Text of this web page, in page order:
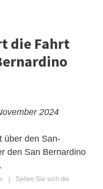
die Fahrt
2024
über den San-
den San Bernardino
Sehen Sie sich die